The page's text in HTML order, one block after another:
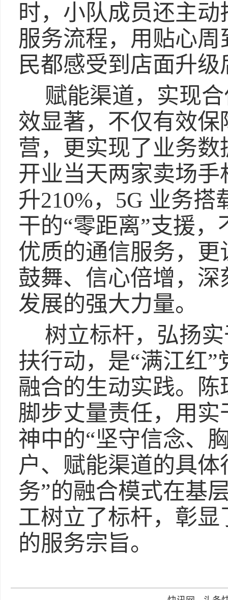
时，小队成员还主
服务流程，用贴心
民都感受到店面升
赋能渠道，实现
效显著，不仅有效
营，更实现了业务
开业当天两家卖场
升210%，5G 业务
干的“零距离”支援
优质的通信服务，
鼓舞、信心倍增，
发展的强大力量。
树立标杆，弘扬
扶行动，是“满江红
融合的生动实践。
脚步丈量责任，用
神中的“坚守信念、
户、赋能渠道的具
务”的融合模式在基
工树立了标杆，彰显
的服务宗旨。